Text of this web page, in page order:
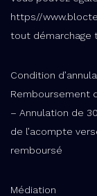
https//
tout démarchage
Condition
Remboursement
– Annulation de
de l’acompte
remboursé
Médiation